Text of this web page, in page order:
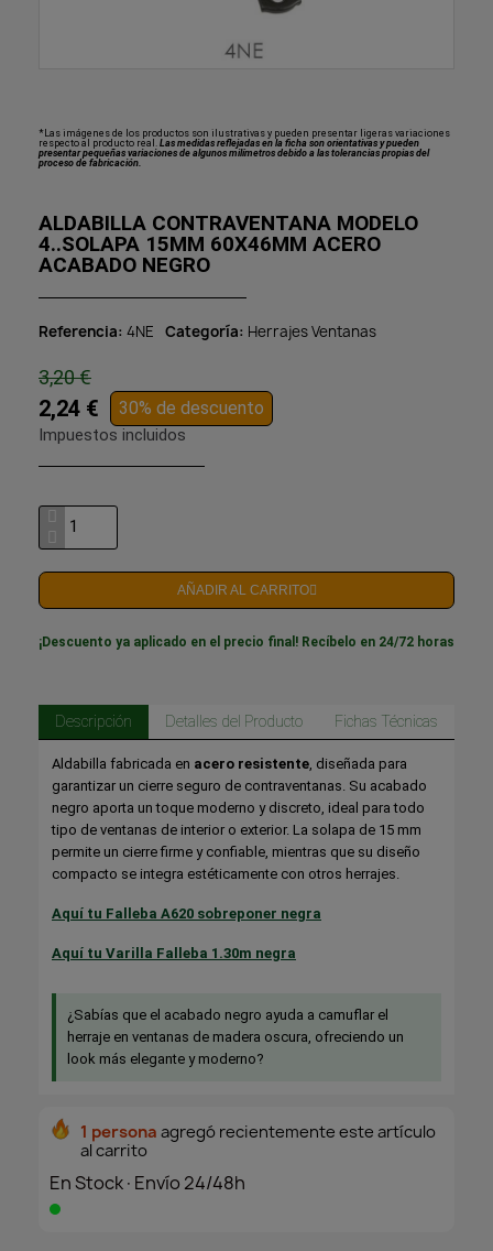
*Las imágenes de los productos son ilustrativas y pueden presentar ligeras variaciones
respecto al producto real. Las medidas reflejadas en la ficha son orientativas y pueden
presentar pequeñas variaciones de algunos milímetros debido a las tolerancias propias del
proceso de fabricación.
ALDABILLA CONTRAVENTANA MODELO
4..SOLAPA 15MM 60X46MM ACERO
ACABADO NEGRO
Referencia 4NE Categoría Herrajes Ventanas
3,20 €
2,24 € 30% de descuento
Impuestos incluidos
AÑADIR AL CARRITO
¡Descuento ya aplicado en el precio final! Recíbelo en 24/72 horas
Descripción Detalles del Producto Fichas Técnicas
Aldabilla fabricada en acero resistente , diseñada para
garantizar un cierre seguro de contraventanas. Su acabado
negro aporta un toque moderno y discreto, ideal para todo
tipo de ventanas de interior o exterior. La solapa de 15 mm
permite un cierre firme y confiable, mientras que su diseño
compacto se integra estéticamente con otros herrajes.
Aquí tu Falleba A620 sobreponer negra
Aquí tu Varilla Falleba 1.30m negra
¿Sabías que el acabado negro ayuda a camuflar el
herraje en ventanas de madera oscura, ofreciendo un
look más elegante y moderno?
1 persona agregó recientemente este artículo
al carrito
En Stock·Envío 24/48h